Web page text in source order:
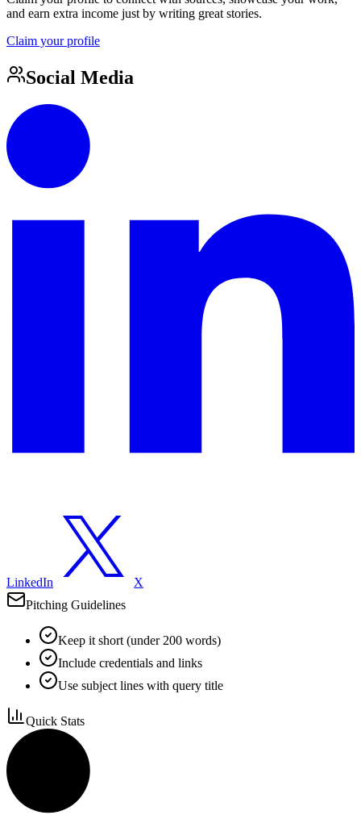
and earn extra income just by writing great stories.
Claim your profile
Social Media
LinkedIn
X
Pitching Guidelines
Keep it short (under 200 words)
Include credentials and links
Use subject lines with query title
Quick Stats